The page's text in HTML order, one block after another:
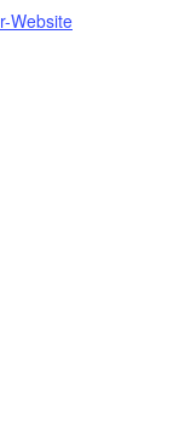
Website